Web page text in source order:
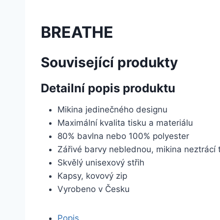
BREATHE
Související produkty
Detailní popis produktu
Mikina jedinečného designu
Maximální kvalita tisku a materiálu
80% bavlna nebo 100% polyester
Zářivé barvy neblednou, mikina neztrácí
Skvělý unisexový střih
Kapsy, kovový zip
Vyrobeno v Česku
Popis